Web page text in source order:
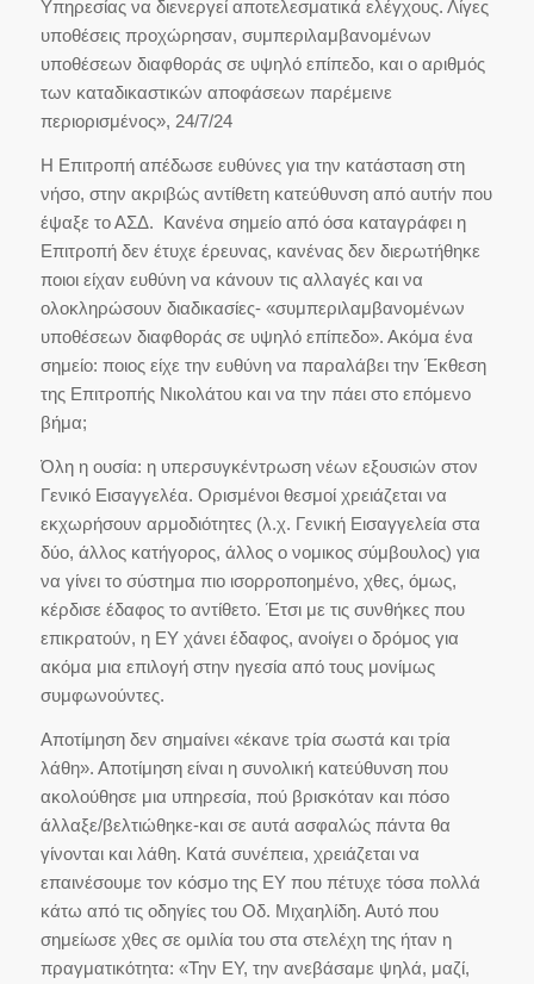
Υπηρεσίας να διενεργεί αποτελεσματικά ελέγχους. Λίγες
υποθέσεις προχώρησαν, συμπεριλαμβανομένων
υποθέσεων διαφθοράς σε υψηλό επίπεδο, και ο αριθμός
των καταδικαστικών αποφάσεων παρέμεινε
περιορισμένος», 24/7/24
Η Επιτροπή απέδωσε ευθύνες για την κατάσταση στη
νήσο, στην ακριβώς αντίθετη κατεύθυνση από αυτήν που
έψαξε το ΑΣΔ. Κανένα σημείο από όσα καταγράφει η
Επιτροπή δεν έτυχε έρευνας, κανένας δεν διερωτήθηκε
ποιοι είχαν ευθύνη να κάνουν τις αλλαγές και να
ολοκληρώσουν διαδικασίες- «συμπεριλαμβανομένων
υποθέσεων διαφθοράς σε υψηλό επίπεδο». Ακόμα ένα
σημείο: ποιος είχε την ευθύνη να παραλάβει την Έκθεση
της Επιτροπής Νικολάτου και να την πάει στο επόμενο
βήμα;
Όλη η ουσία: η υπερσυγκέντρωση νέων εξουσιών στον
Γενικό Εισαγγελέα. Ορισμένοι θεσμοί χρειάζεται να
εκχωρήσουν αρμοδιότητες (λ.χ. Γενική Εισαγγελεία στα
δύο, άλλος κατήγορος, άλλος ο νομικος σύμβουλος) για
να γίνει το σύστημα πιο ισορροποημένο, χθες, όμως,
κέρδισε έδαφος το αντίθετο. Έτσι με τις συνθήκες που
επικρατούν, η ΕΥ χάνει έδαφος, ανοίγει ο δρόμος για
ακόμα μια επιλογή στην ηγεσία από τους μονίμως
συμφωνούντες.
Αποτίμηση δεν σημαίνει «έκανε τρία σωστά και τρία
λάθη». Αποτίμηση είναι η συνολική κατεύθυνση που
ακολούθησε μια υπηρεσία, πού βρισκόταν και πόσο
άλλαξε/βελτιώθηκε-και σε αυτά ασφαλώς πάντα θα
γίνονται και λάθη. Κατά συνέπεια, χρειάζεται να
επαινέσουμε τον κόσμο της ΕΥ που πέτυχε τόσα πολλά
κάτω από τις οδηγίες του Οδ. Μιχαηλίδη. Αυτό που
σημείωσε χθες σε ομιλία του στα στελέχη της ήταν η
πραγματικότητα: «Την ΕΥ, την ανεβάσαμε ψηλά, μαζί,